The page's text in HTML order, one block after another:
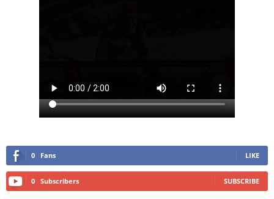
0 Fans LIKE
0 Subscribers SUBSCRIBE